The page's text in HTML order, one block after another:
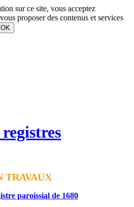
sur ce site, vous acceptez
proposer des contenus et services
OK
registres
TRAVAUX
paroissial de 1680